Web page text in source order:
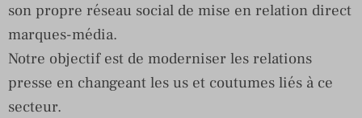
son propre réseau social de mise en relation direct
marques-média.
Notre objectif est de moderniser les relations
presse en changeant les us et coutumes liés à ce
secteur.